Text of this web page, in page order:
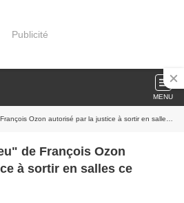
Publicité
MENU
Ozon autorisé par la justice à sortir en salles ce mercredi
de François Ozon
à sortir en salles ce